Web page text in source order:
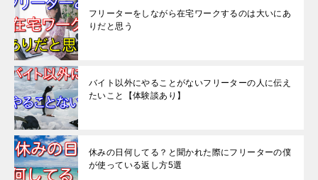
フリーターをしながら在宅ワークするのは大いにあ
りだと思う
バイト以外にやることがないフリーターの人に伝え
たいこと【体験談あり】
休みの日何してる？と聞かれた際にフリーターの僕
が使っている返し方5選